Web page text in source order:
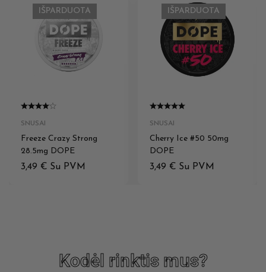
IŠPARDUOTA
SNUSAI
Freeze Crazy Strong
28.5mg DOPE
3,49 € Su PVM
IŠPARDUOTA
SNUSAI
Cherry Ice #50 50mg
DOPE
3,49 € Su PVM
Kodėl rinktis mus?